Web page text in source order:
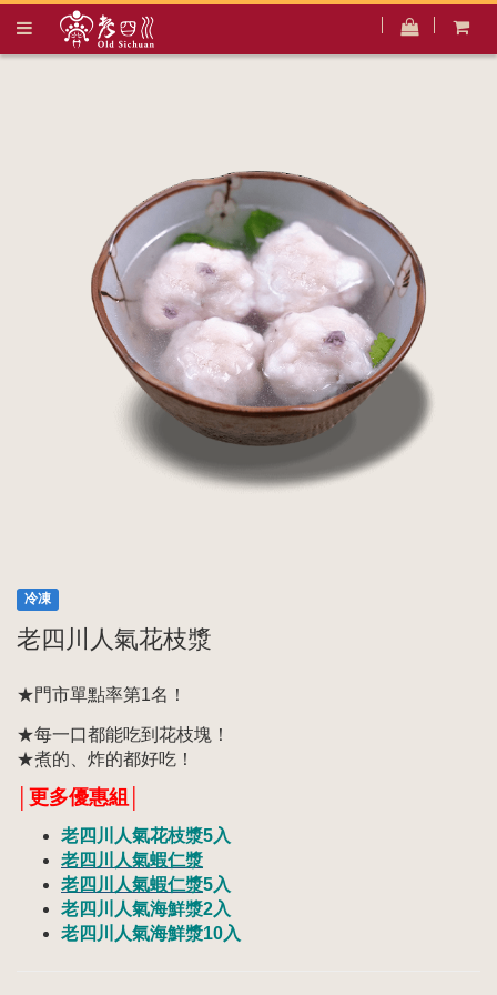
冷凍
老四川人氣花枝漿
★門市單點率第1名！
★每一口都能吃到花枝塊！
★煮的、炸的都好吃！
│更多優惠組│
老四川人氣花枝漿5入
老四川人氣蝦仁漿
老四川人氣蝦仁漿5入
老四川人氣海鮮漿2入
老四川人氣海鮮漿10入